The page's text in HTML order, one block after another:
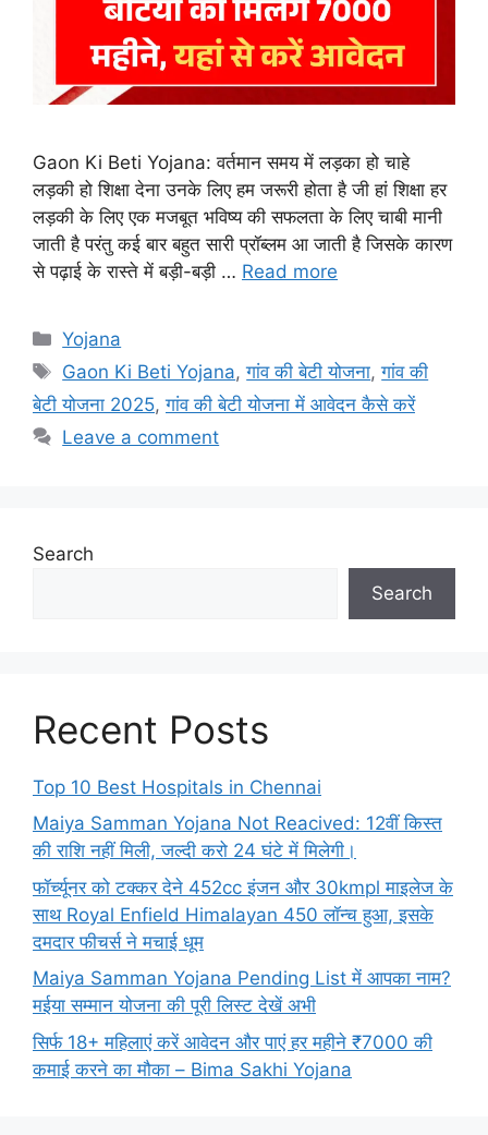
Gaon Ki Beti Yojana: वर्तमान समय में लड़का हो चाहे
लड़की हो शिक्षा देना उनके लिए हम जरूरी होता है जी हां शिक्षा हर
लड़की के लिए एक मजबूत भविष्य की सफलता के लिए चाबी मानी
जाती है परंतु कई बार बहुत सारी प्रॉब्लम आ जाती है जिसके कारण
से पढ़ाई के रास्ते में बड़ी-बड़ी … Read more
Categories
Yojana
Tags
Gaon Ki Beti Yojana,गांव की बेटी योजना,गांव की
बेटी योजना 2025,गांव की बेटी योजना में आवेदन कैसे करें
Leave a comment
Search
Search
Recent Posts
Top 10 Best Hospitals in Chennai
Maiya Samman Yojana Not Reacived: 12वीं किस्त
की राशि नहीं मिली, जल्दी करो 24 घंटे में मिलेगी।
फॉर्च्यूनर को टक्कर देने 452cc इंजन और 30kmpl माइलेज के
साथ Royal Enfield Himalayan 450 लॉन्च हुआ, इसके
दमदार फीचर्स ने मचाई धूम
Maiya Samman Yojana Pending List में आपका नाम?
मईया सम्मान योजना की पूरी लिस्ट देखें अभी
सिर्फ 18+ महिलाएं करें आवेदन और पाएं हर महीने ₹7000 की
कमाई करने का मौका – Bima Sakhi Yojana